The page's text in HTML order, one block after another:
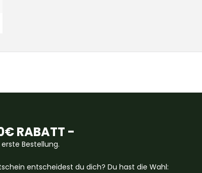
RABATT -
Bestellung.
entscheidest du dich? Du hast die Wahl: